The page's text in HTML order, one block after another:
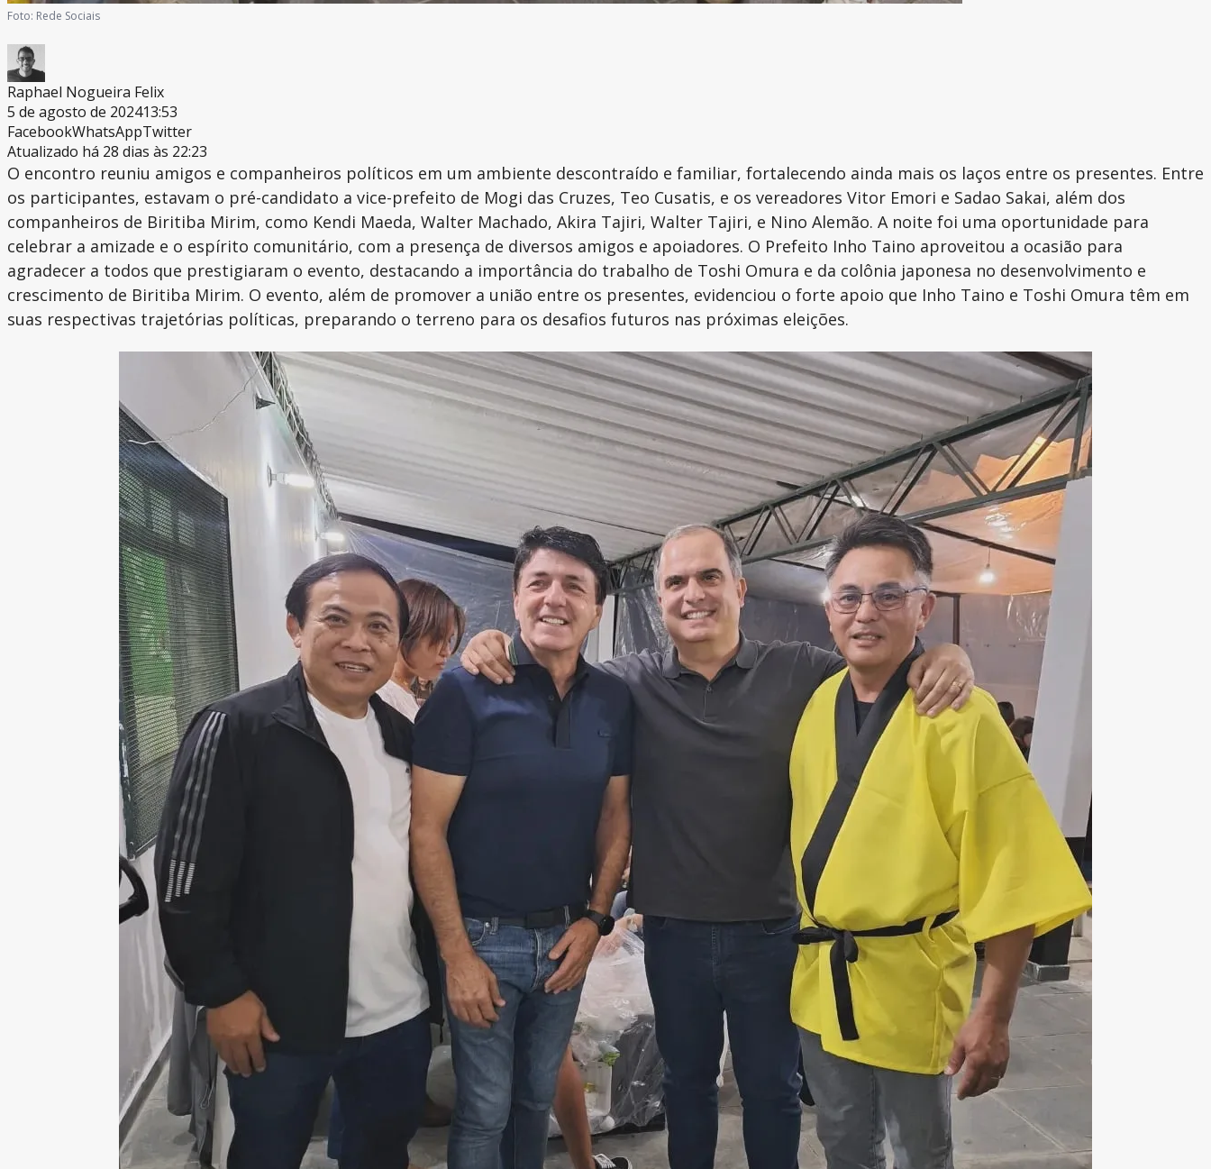
Foto: Rede Sociais
Raphael Nogueira Felix
5 de agosto de 202413:53
FacebookWhatsAppTwitter
Atualizado há 28 dias às 22:23
O encontro reuniu amigos e companheiros políticos em um ambiente descontraído e familiar, fortalecendo ainda mais os laços entre os presentes. Entre
os participantes, estavam o pré-candidato a vice-prefeito de Mogi das Cruzes, Teo Cusatis, e os vereadores Vitor Emori e Sadao Sakai, além dos
companheiros de Biritiba Mirim, como Kendi Maeda, Walter Machado, Akira Tajiri, Walter Tajiri, e Nino Alemão. A noite foi uma oportunidade para
celebrar a amizade e o espírito comunitário, com a presença de diversos amigos e apoiadores. O Prefeito Inho Taino aproveitou a ocasião para
agradecer a todos que prestigiaram o evento, destacando a importância do trabalho de Toshi Omura e da colônia japonesa no desenvolvimento e
crescimento de Biritiba Mirim. O evento, além de promover a união entre os presentes, evidenciou o forte apoio que Inho Taino e Toshi Omura têm em
suas respectivas trajetórias políticas, preparando o terreno para os desafios futuros nas próximas eleições.